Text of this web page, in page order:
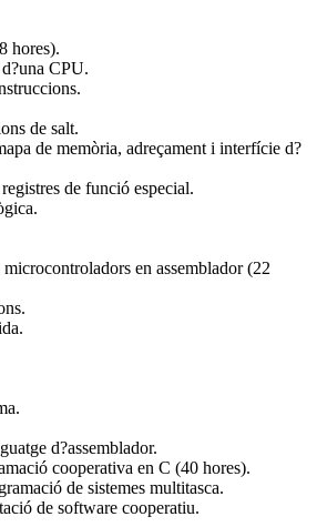
hores).
CPU.
de salt.
de memòria, adreçament i interfície d?
de funció especial.
en assemblador (22
d?assemblador.
cooperativa en C (40 hores).
de sistemes multitasca.
de software cooperatiu.